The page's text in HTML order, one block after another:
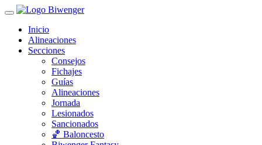
Inicio
Alineaciones
Secciones
Consejos
Fichajes
Guías
Alineaciones
Jornada
Lesionados
Sancionados
🏀 Baloncesto